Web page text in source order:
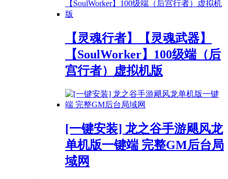
【灵魂行者】【灵魂武器】
【SoulWorker】100级端（后
宫行者）虚拟机版
[一键安装] 龙之谷手游飓风龙
单机版一键端 完整GM后台局
域网